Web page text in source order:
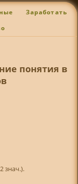
Заработать
понятия в
знач.).